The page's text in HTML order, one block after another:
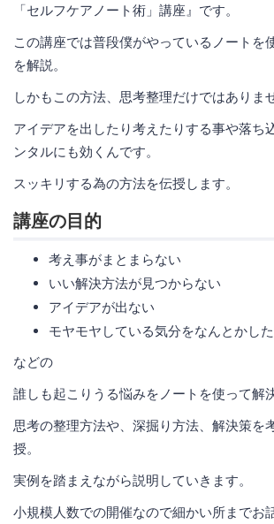
「セルフケアノート術」講座』です。
この講座では普段僕がやっているノートを
を解説。
しかもこの方法、思考整理だけではありま
アイデアを出したり考えたりする事や落ち
ンタルにも効くんです。
スッキリする為の方法を伝授します。
講座の目的
考え事がまとまらない
いい解決方法が見つからない
アイデアが出ない
モヤモヤしている気分をなんとかし
などの
誰しも起こりうる悩みをノートを使って解決
思考の整理方法や、深掘り方法、解決策を
授。
実例を踏まえながら説明していきます。
小規模人数での開催なので細かい所までお